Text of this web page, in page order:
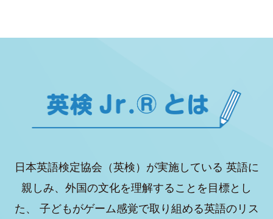
日本英語検定協会（英検）が実施している 英語に
親しみ、外国の文化を理解することを目標とし
た、
子どもがゲーム感覚で取り組める英語のリス